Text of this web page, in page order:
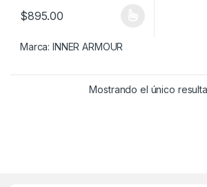
$895.00
Este producto tiene múltiples variantes.
Marca:INNER ARMOUR
Mostrando el único